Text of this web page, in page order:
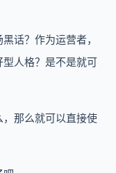
话？作为运营者，
人格？是不是就可
那么就可以直接使